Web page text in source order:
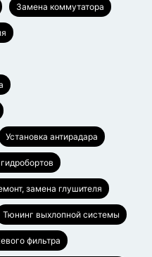
Замена коммутатора
Установка антирадара
замена глушителя
Тюнинг выхлопной системы
фильтра